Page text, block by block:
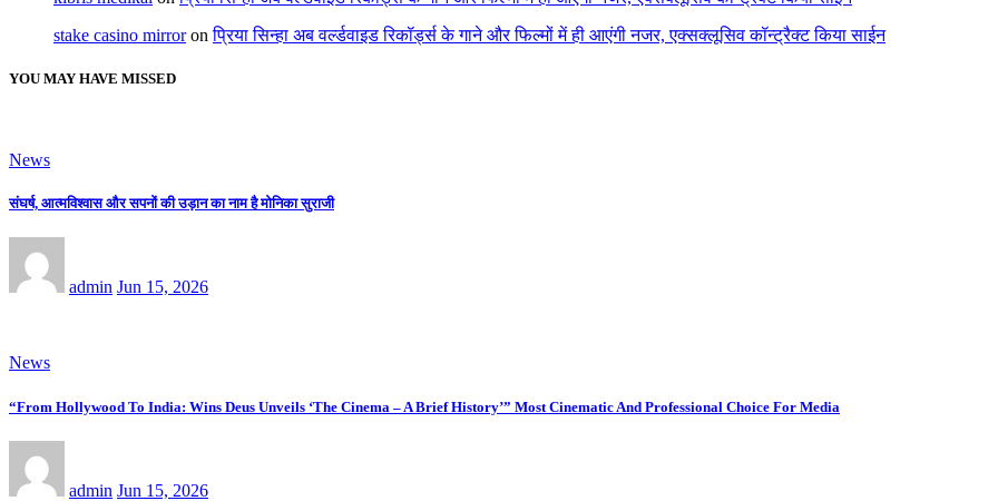
stake casino mirroronप्रिया सिन्हा अब वर्ल्डवाइड रिकॉर्ड्स के गाने और फिल्मों में ही आएंगी नजर, एक्सक्लूसिव कॉन्ट्रैक्ट किया साईन
YOU MAY HAVE MISSED
News
संघर्ष, आत्मविश्वास और सपनों की उड़ान का नाम है मोनिका सुराजी
admin Jun 15, 2026
News
“From Hollywood To India: Wins Deus Unveils ‘The Cinema – A Brief History’” Most Cinematic And Professional Choice For Media
admin Jun 15, 2026